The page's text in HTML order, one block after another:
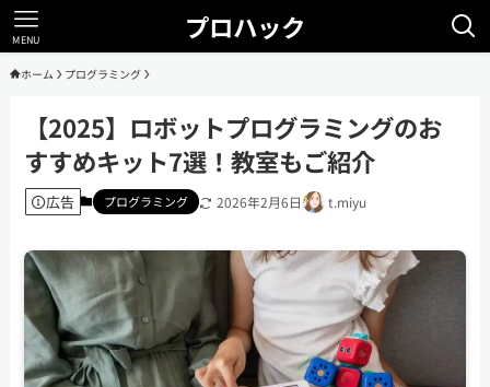
プロハック
MENU
ホーム プログラミング
【2025】ロボットプログラミングのお
すすめキット7選！教室もご紹介
広告 プログラミング 2026年2月6日 t.miyu